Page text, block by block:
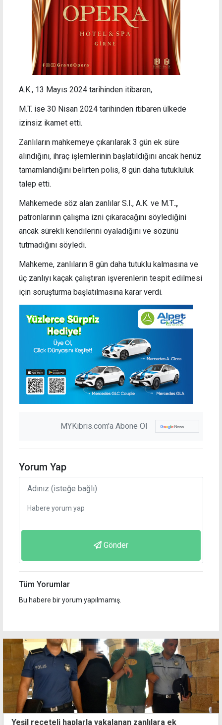
A.K., 13 Mayıs 2024 tarihinden itibaren,
M.T. ise 30 Nisan 2024 tarihinden itibaren ülkede
izinsiz ikamet etti.
Zanlıların mahkemeye çıkarılarak 3 gün ek süre
alındığını, ihraç işlemlerinin başlatıldığını ancak henüz
tamamlandığını belirten polis, 8 gün daha tutukluluk
talep etti.
Mahkemede söz alan zanlılar S.I., A.K. ve M.T.,
patronlarının çalışma izni çıkaracağını söylediğini
ancak sürekli kendilerini oyaladığını ve sözünü
tutmadığını söyledi.
Mahkeme, zanlıların 8 gün daha tutuklu kalmasına ve
üç zanlıyı kaçak çalıştıran işverenlerin tespit edilmesi
için soruşturma başlatılmasına karar verdi.
MYKibris.com'a Abone Ol
Yorum Yap
Gönder
Tüm Yorumlar
Bu habere bir yorum yapılmamış.
Yeşil reçeteli haplarla yakalanan zanlılara ek